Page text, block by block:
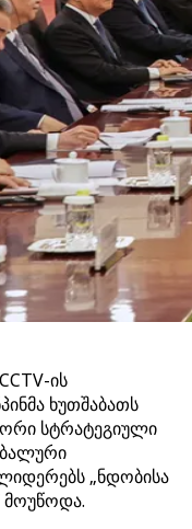
ის
ხუთშაბათს
სტრატეგიული
„ნდობისა
მოუწოდა.